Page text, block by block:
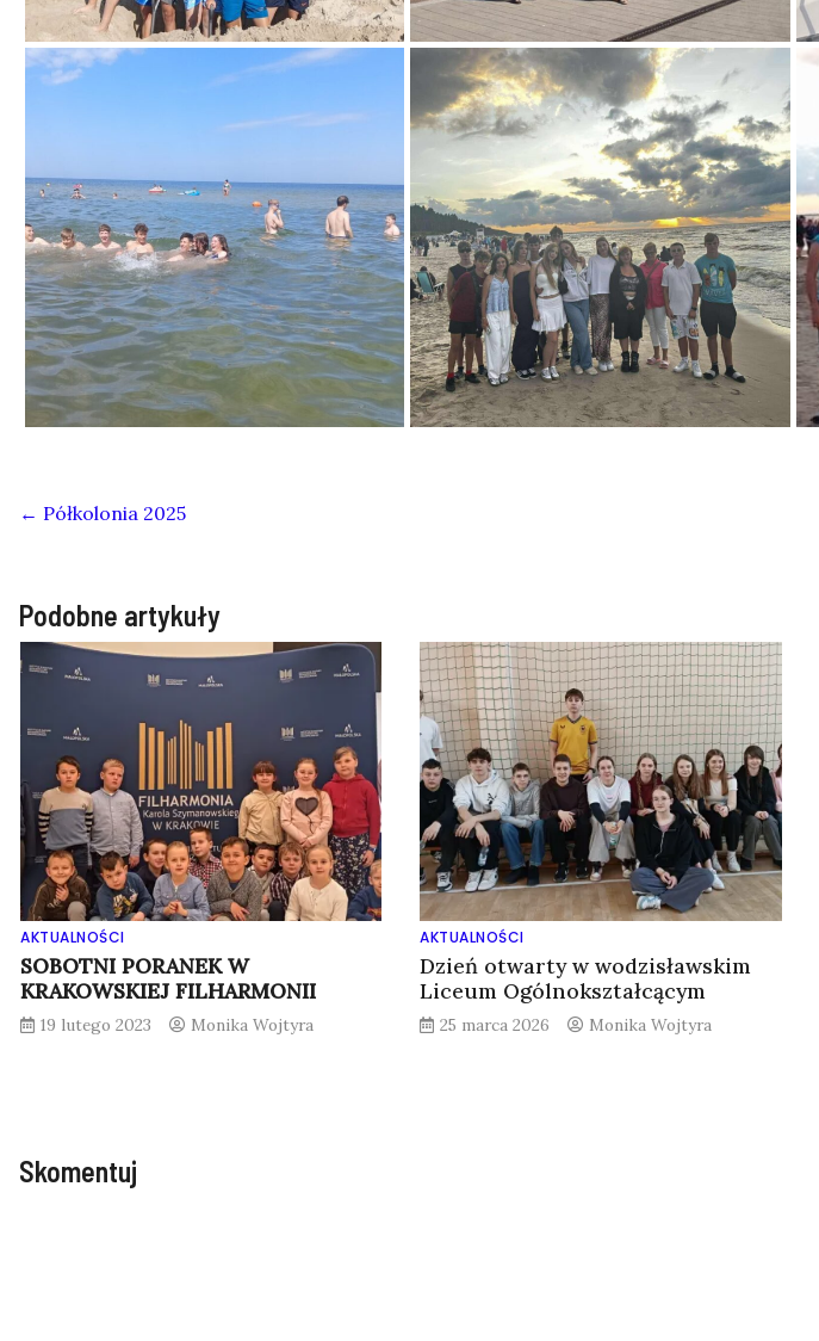
← Półkolonia 2025
Podobne artykuły
AKTUALNOŚCI
SOBOTNI PORANEK W
KRAKOWSKIEJ FILHARMONII
19 lutego 2023 Monika Wojtyra
AKTUALNOŚCI
Dzień otwarty w wodzisławskim
Liceum Ogólnokształcącym
25 marca 2026 Monika Wojtyra
Skomentuj